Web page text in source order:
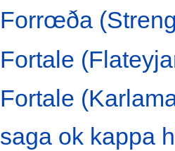
Forrœða
Fortale
Fortale
saga ok kappa